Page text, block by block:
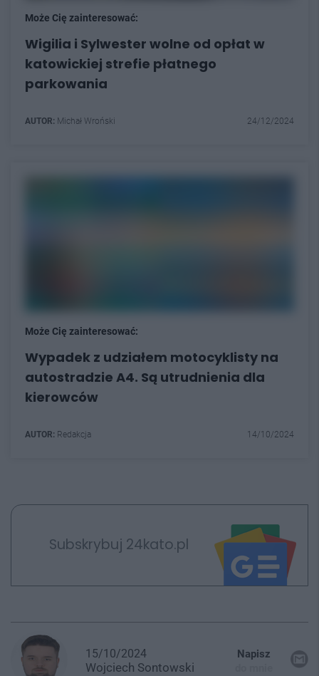
Może Cię zainteresować:
Wigilia i Sylwester wolne od opłat w
katowickiej strefie płatnego
parkowania
AUTOR: Michał Wroński 24/12/2024
Może Cię zainteresować:
Wypadek z udziałem motocyklisty na
autostradzie A4. Są utrudnienia dla
kierowców
AUTOR: Redakcja 14/10/2024
Subskrybuj 24kato.pl
15/10/2024
Wojciech Sontowski
Napisz